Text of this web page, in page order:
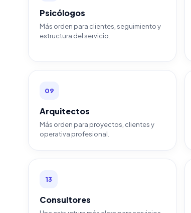
Psicólogos
Más orden para clientes, seguimiento y
estructura del servicio.
09
Arquitectos
Más orden para proyectos, clientes y
operativa profesional.
13
Consultores